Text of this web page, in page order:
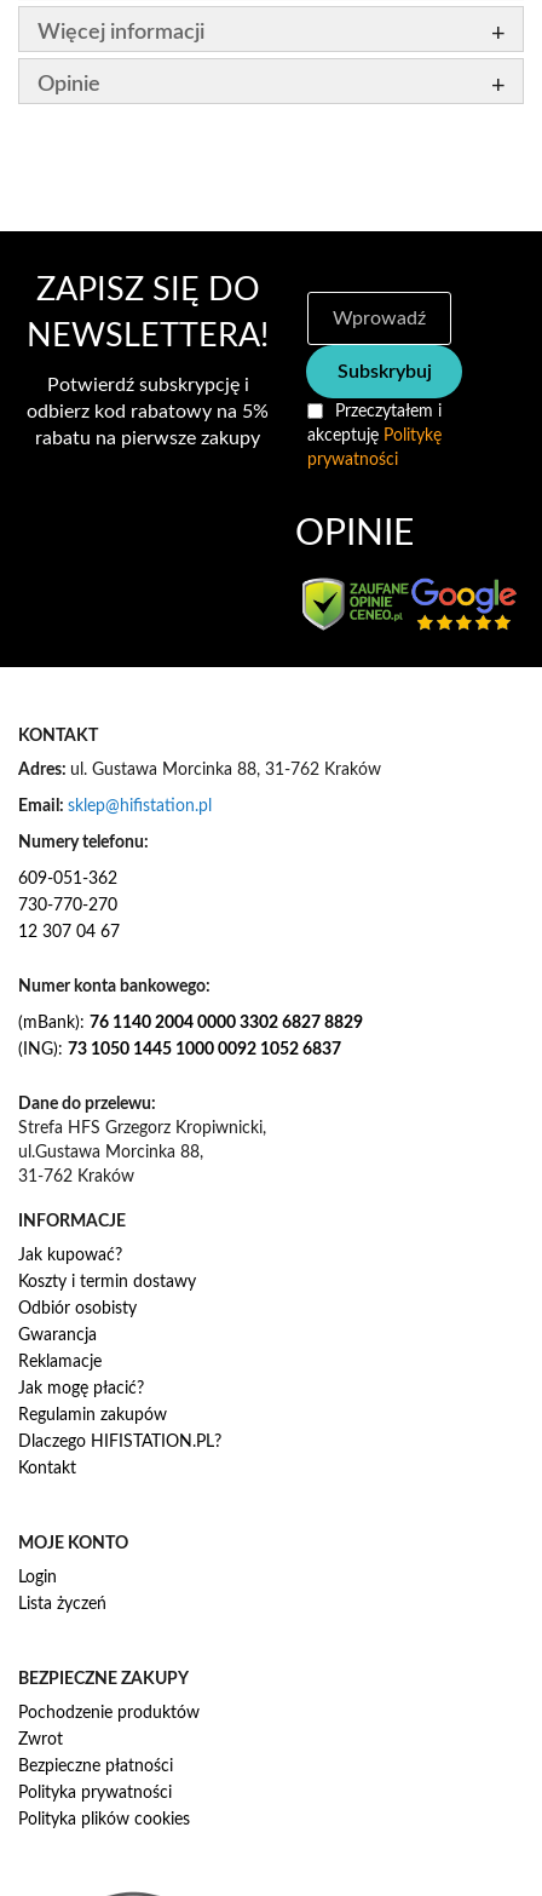
Więcej informacji
Opinie
ZAPISZ SIĘ DO
NEWSLETTERA!
Potwierdź subskrypcję i
odbierz kod rabatowy na 5%
rabatu na pierwsze zakupy
b
s
k
r
b
j
n
s
z
e
e
Subskrybuj
Przeczytałem i
akceptuję Politykę
prywatności
OPINIE
KONTAKT
Adres: ul. Gustawa Morcinka 88, 31-762 Kraków
Email: sklep@hifistation.pl
Numery telefonu:
609-051-362
730-770-270
12 307 04 67
Numer konta bankowego:
(mBank): 76 1140 2004 0000 3302 6827 8829
(ING): 73 1050 1445 1000 0092 1052 6837
Dane do przelewu:
Strefa HFS Grzegorz Kropiwnicki,
ul.Gustawa Morcinka 88,
31-762 Kraków
INFORMACJE
Jak kupować?
Koszty i termin dostawy
Odbiór osobisty
Gwarancja
Reklamacje
Jak mogę płacić?
Regulamin zakupów
Dlaczego HIFISTATION.PL?
Kontakt
MOJE KONTO
Login
Lista życzeń
BEZPIECZNE ZAKUPY
Pochodzenie produktów
Zwrot
Bezpieczne płatności
Polityka prywatności
Polityka plików cookies